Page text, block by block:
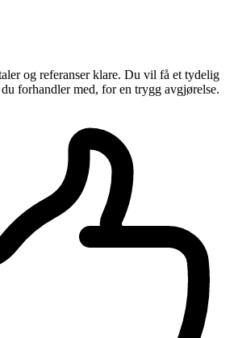
og referanser klare. Du vil få et tydelig
forhandler med, for en trygg avgjørelse.